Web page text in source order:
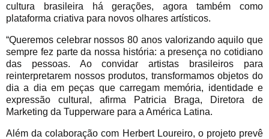
cultura brasileira há gerações, agora também como
plataforma criativa para novos olhares artísticos.
“Queremos celebrar nossos 80 anos valorizando aquilo que
sempre fez parte da nossa história: a presença no cotidiano
das pessoas. Ao convidar artistas brasileiros para
reinterpretarem nossos produtos, transformamos objetos do
dia a dia em peças que carregam memória, identidade e
expressão cultural, afirma Patricia
Braga, Diretora de
Marketing da Tupperware para a América Latina.
Além da colaboração com Herbert Loureiro, o projeto prevê